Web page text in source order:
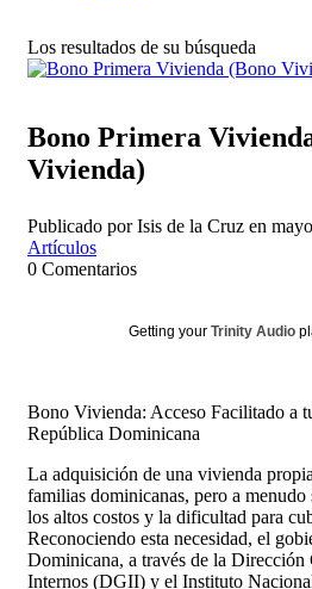
Los resultados de su búsqueda
Bono Primera
Vivienda)
Publicado por Isis de la Cruz en
Artículos
0 Comentarios
Getting your Trinity Audio
Bono Vivienda: Acceso Facilitado a
República Dominicana
La adquisición de una vivienda
familias dominicanas, pero a menudo
los altos costos y la dificultad para
Reconociendo esta necesidad, el
Dominicana, a través de la Dirección
Internos (DGII) y el Instituto